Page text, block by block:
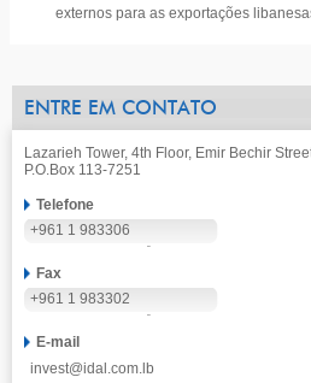
externos para as exportações
ENTRE EM CONTATO
Lazarieh Tower, 4th Floor, Emir Bechir
P.O.Box 113-7251
Telefone
+961 1 983306
Fax
+961 1 983302
E-mail
invest@idal.com.lb